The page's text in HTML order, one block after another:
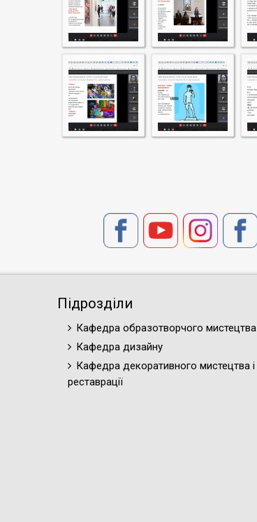
Підрозділи
Кафедра образотворчого мистецтва
Кафедра дизайну
Кафедра декоративного мистецтва і
реставрації